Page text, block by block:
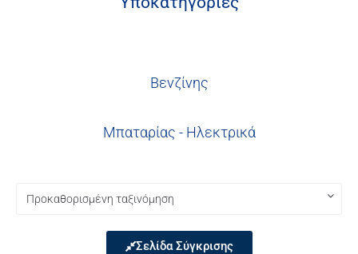
Βενζίνης
Μπαταρίας - Ηλεκτρικά
Σελίδα Σύγκρισης